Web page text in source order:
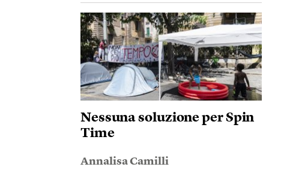
Nessuna soluzione per Spin
Time
Annalisa Camilli